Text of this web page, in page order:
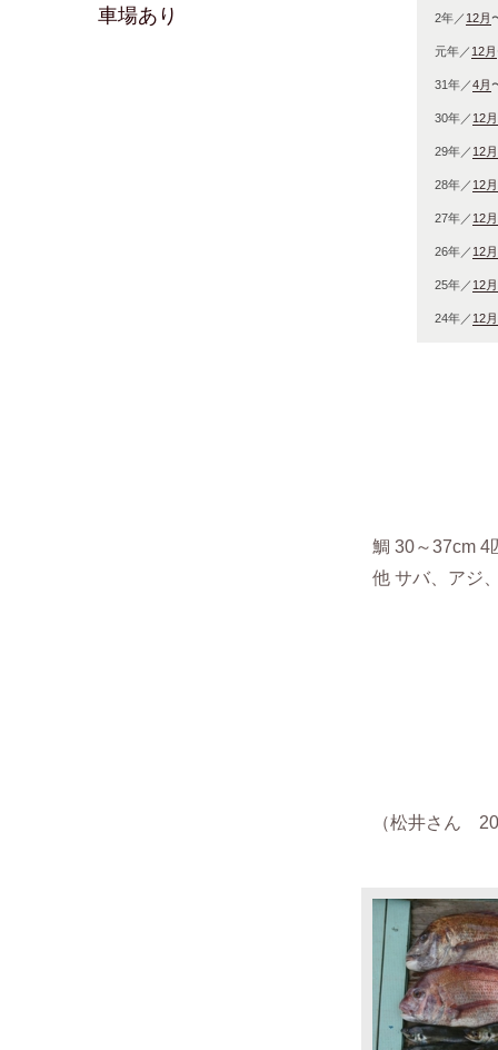
2年／ 12月
元年／ 12月
31年／4月
30年／ 12月
29年／ 12月
28年／ 12月
27年／ 12月
26年／ 12月
25年／ 12月
24年／ 12月
鯛 30～37cm 4
他 サバ、アジ
（松井さん
車場あり